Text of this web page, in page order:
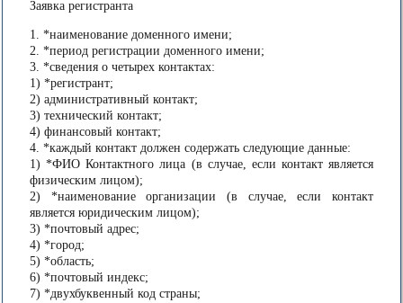
Заявка регистранта
1. *наименование доменного имени;
2. *период регистрации доменного имени;
3. *сведения о четырех контактах:
1) *регистрант;
2) административный контакт;
3) технический контакт;
4) финансовый контакт;
4. *каждый контакт должен содержать следующие данные:
1) *ФИО Контактного лица (в случае, если контакт является
физическим лицом);
2) *наименование организации (в случае, если контакт
является юридическим лицом);
3) *почтовый адрес;
4) *город;
5) *область;
6) *почтовый индекс;
7) *двухбуквенный код страны;